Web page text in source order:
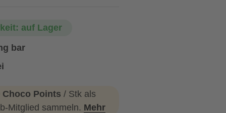
auf Lager
bar
Choco Points / Stk als
Mitglied sammeln. Mehr